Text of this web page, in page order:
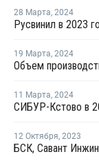
28 Марта, 2024
Русвинил в 2023
19 Марта, 2024
11 Марта, 2024
12 Октября, 2023